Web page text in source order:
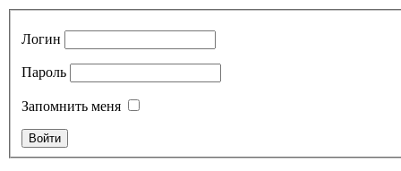
Логин
Пароль
Запомнить меня